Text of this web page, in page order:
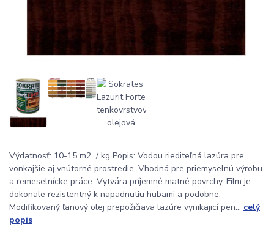
Výdatnosť: 10-15 m2 / kg Popis: Vodou riediteľná lazúra pre
vonkajšie aj vnútorné prostredie. Vhodná pre priemyselnú výrobu
a remeselnícke práce. Vytvára príjemné matné povrchy. Film je
dokonale rezistentný k napadnutiu hubami a podobne.
Modifikovaný ľanový olej prepožičiava lazúre vynikajicí pen... celý
popis